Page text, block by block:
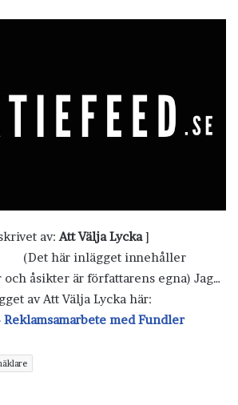
av:Att Välja Lycka]
innehåller
åsikter är författarens egna) Jag…
av Att Välja Lycka här:
med Fundler